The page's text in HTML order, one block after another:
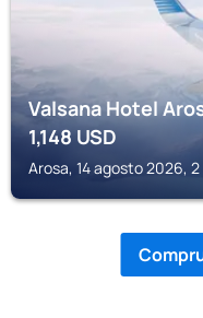
Valsana Hotel
1,148USD
Arosa, 14 agosto 2026,